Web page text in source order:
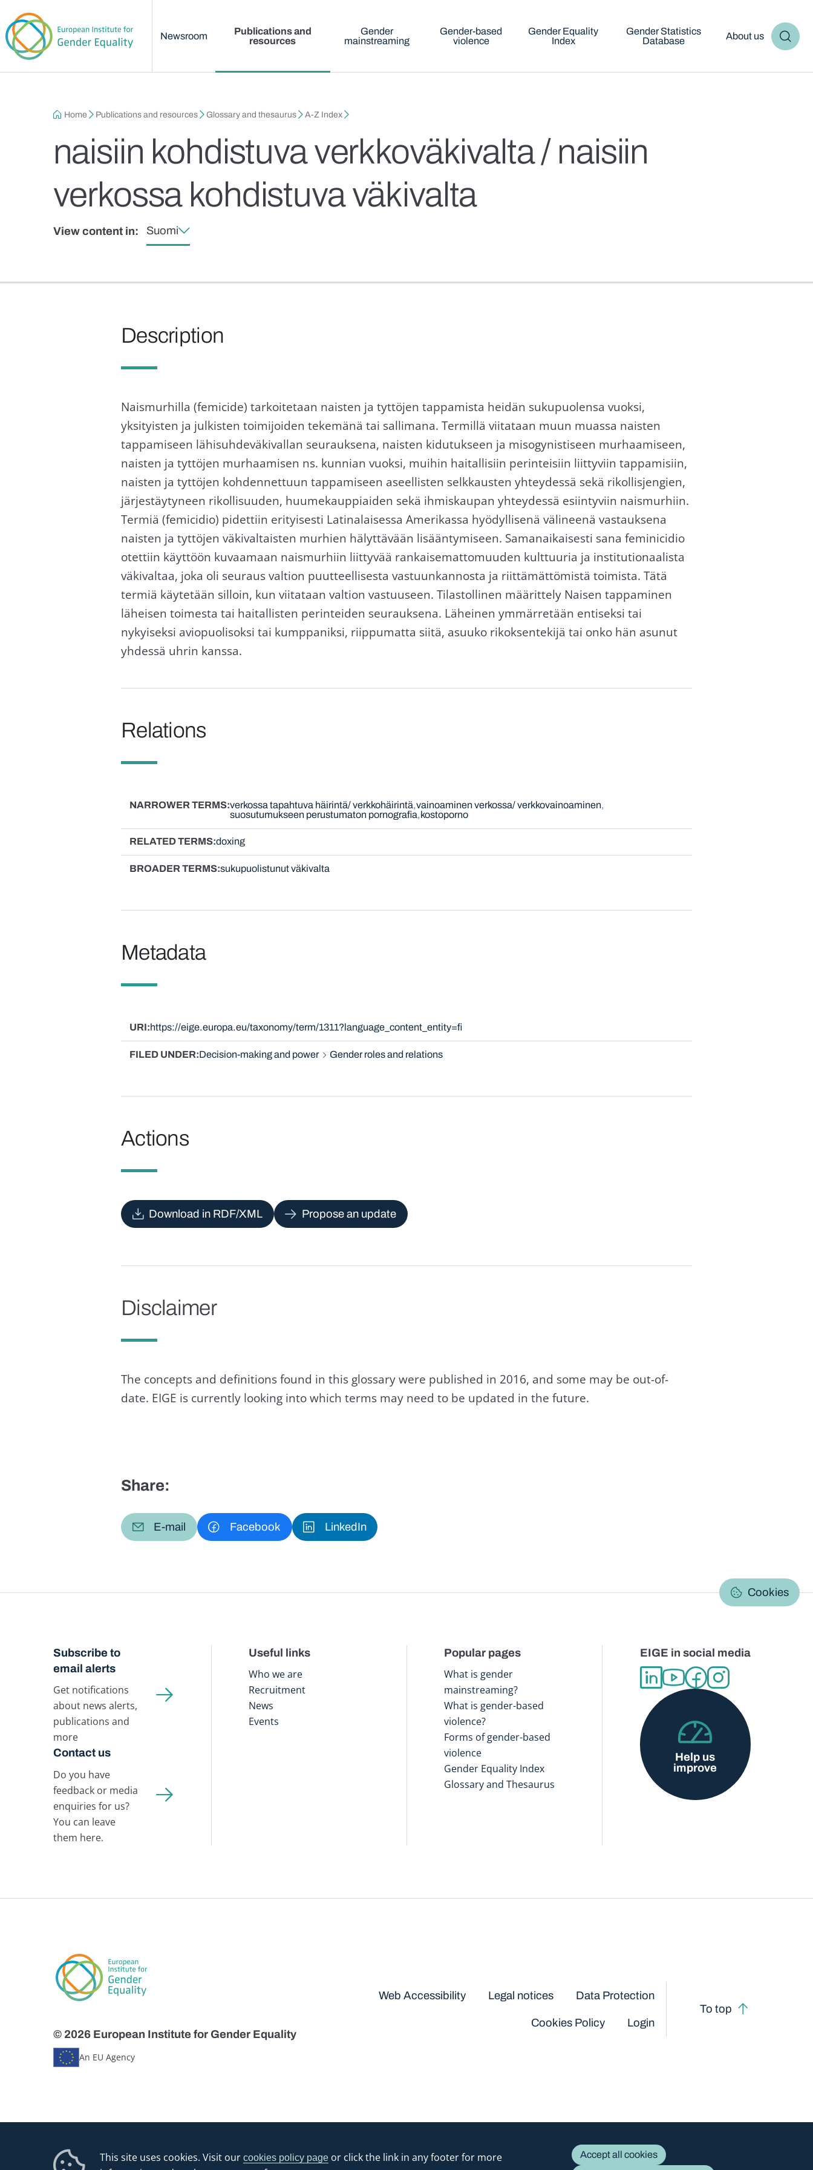
This site uses cookies. Visit ourcookies policy page or click the link in any footer for more
Accept all cookies
Newsroom
Publications and
resources
Gender
mainstreaming
Gender-based
violence
Gender Equality
Index
Gender Statistics
Database
About us
Breadcrumb
Home Publications and resources Glossary and thesaurus A-Z Index
naisiin kohdistuva verkkoväkivalta / naisiin
verkossa kohdistuva väkivalta
View content in: Suomi
Description
Naismurhilla (femicide) tarkoitetaan naisten ja tyttöjen tappamista heidän sukupuolensa vuoksi,
yksityisten ja julkisten toimijoiden tekemänä tai sallimana. Termillä viitataan muun muassa naisten
tappamiseen lähisuhdeväkivallan seurauksena, naisten kidutukseen ja misogynistiseen murhaamiseen,
naisten ja tyttöjen murhaamisen ns. kunnian vuoksi, muihin haitallisiin perinteisiin liittyviin tappamisiin,
naisten ja tyttöjen kohdennettuun tappamiseen aseellisten selkkausten yhteydessä sekä rikollisjengien,
järjestäytyneen rikollisuuden, huumekauppiaiden sekä ihmiskaupan yhteydessä esiintyviin naismurhiin.
Termiä (femicidio) pidettiin erityisesti Latinalaisessa Amerikassa hyödyllisenä välineenä vastauksena
naisten ja tyttöjen väkivaltaisten murhien hälyttävään lisääntymiseen. Samanaikaisesti sana feminicidio
otettiin käyttöön kuvaamaan naismurhiin liittyvää rankaisemattomuuden kulttuuria ja institutionaalista
väkivaltaa, joka oli seuraus valtion puutteellisesta vastuunkannosta ja riittämättömistä toimista. Tätä
termiä käytetään silloin, kun viitataan valtion vastuuseen. Tilastollinen määrittely Naisen tappaminen
läheisen toimesta tai haitallisten perinteiden seurauksena. Läheinen ymmärretään entiseksi tai
nykyiseksi aviopuolisoksi tai kumppaniksi, riippumatta siitä, asuuko rikoksentekijä tai onko hän asunut
yhdessä uhrin kanssa.
Relations
NARROWER TERMS verkossa tapahtuva häirintä/ verkkohäirintä vainoaminen verkossa/ verkkovainoaminen
suosutumukseen perustumaton pornografia kostoporno
RELATED TERMS doxing
BROADER TERMS sukupuolistunut väkivalta
Metadata
URI https://eige.europa.eu/taxonomy/term/1311?language_content_entity=fi
FILED UNDER Decision-making and power Gender roles and relations
Actions
Download in RDF/XML Propose an update
Disclaimer
The concepts and definitions found in this glossary were published in 2016, and some may be out-of-
date. EIGE is currently looking into which terms may need to be updated in the future.
Share:
E-mail Facebook LinkedIn
Cookies
Subscribe to
email alerts
Get notifications
about news alerts,
publications and
more
Contact us
Do you have
feedback or media
enquiries for us?
You can leave
them here.
Useful links
Who we are
Recruitment
News
Events
Popular pages
What is gender
mainstreaming?
What is gender-based
violence?
Forms of gender-based
violence
Gender Equality Index
Glossary and Thesaurus
EIGE in social media
Help us
improve
© 2026 European Institute for Gender Equality
An EU Agency
Web Accessibility Legal notices Data Protection
Cookies Policy Login
To top